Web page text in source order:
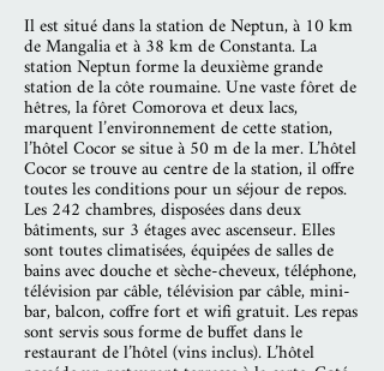
Il est situé dans la station de Neptun, à 10 km
de Mangalia et à 38 km de Constanta. La
station Neptun forme la deuxième grande
station de la côte roumaine. Une vaste fôret de
hêtres, la fôret Comorova et deux lacs,
marquent l’environnement de cette station,
l’hôtel Cocor se situe à 50 m de la mer. L’hôtel
Cocor se trouve au centre de la station, il offre
toutes les conditions pour un séjour de repos.
Les 242 chambres, disposées dans deux
bâtiments, sur 3 étages avec ascenseur. Elles
sont toutes climatisées, équipées de salles de
bains avec douche et sèche-cheveux, téléphone,
télévision par câble, télévision par câble, mini-
bar, balcon, coffre fort et wifi gratuit. Les repas
sont servis sous forme de buffet dans le
restaurant de l’hôtel (vins inclus). L’hôtel